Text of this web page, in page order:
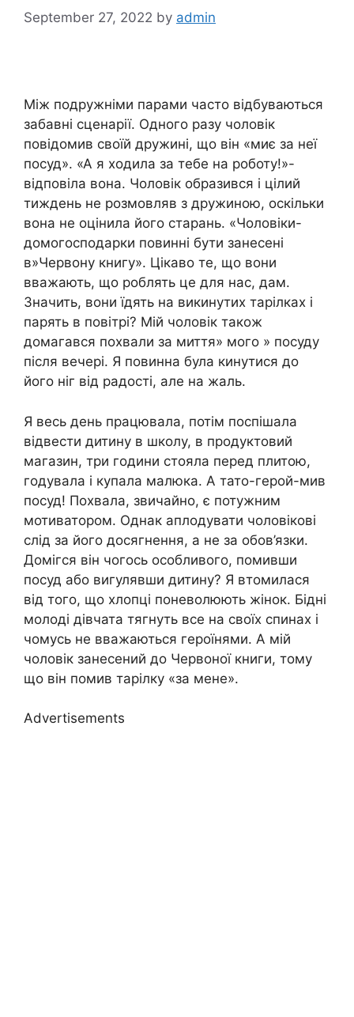
September 27, 2022 by admin
Між подружніми парами часто відбуваються
забавні сценарії. Одного разу чоловік
повідомив своїй дружині, що він «миє за неї
посуд». «А я ходила за тебе на роботу!»-
відповіла вона. Чоловік образився і цілий
тиждень не розмовляв з дружиною, оскільки
вона не оцінила його старань. «Чоловіки-
домогосподарки повинні бути занесені
в»Червону книгу». Цікаво те, що вони
вважають, що роблять це для нас, дам.
Значить, вони їдять на викинутих тарілках і
парять в повітрі? Мій чоловік також
домагався похвали за миття» мого » посуду
після вечері. Я повинна була кинутися до
його ніг від радості, але на жаль.
Я весь день працювала, потім поспішала
відвести дитину в школу, в продуктовий
магазин, три години стояла перед плитою,
годувала і купала малюка. А тато-герой-мив
посуд! Похвала, звичайно, є потужним
мотиватором. Однак аплодувати чоловікові
слід за його досягнення, а не за обов’язки.
Домігся він чогось особливого, помивши
посуд або вигулявши дитину? Я втомилася
від того, що хлопці поневолюють жінок. Бідні
молоді дівчата тягнуть все на своїх спинах і
чомусь не вважаються героїнями. А мій
чоловік занесений до Червоної книги, тому
що він помив тарілку «за мене».
Advertisements